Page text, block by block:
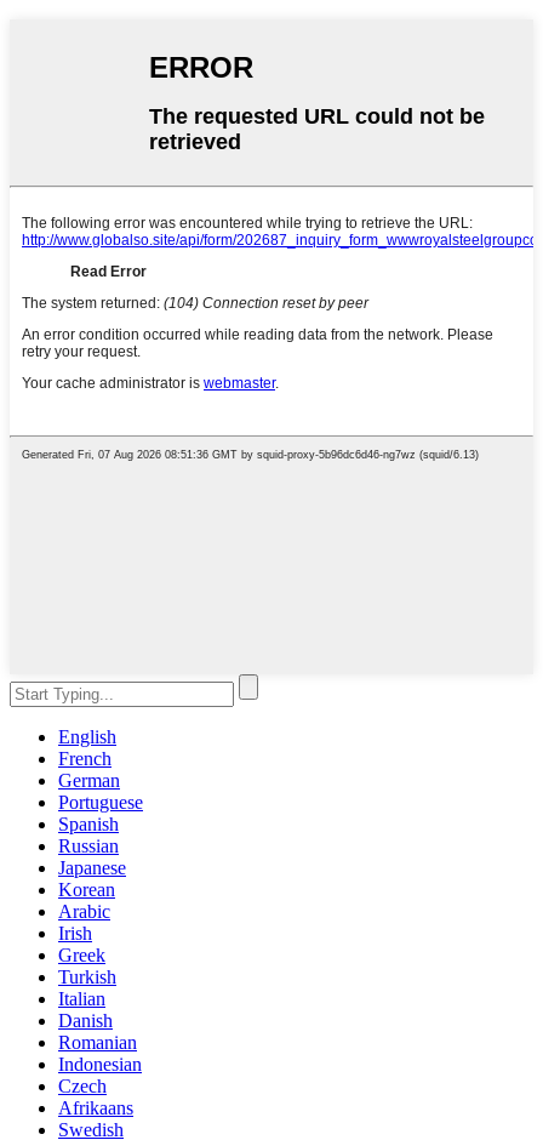
English
French
German
Portuguese
Spanish
Russian
Japanese
Korean
Arabic
Irish
Greek
Turkish
Italian
Danish
Romanian
Indonesian
Czech
Afrikaans
Swedish